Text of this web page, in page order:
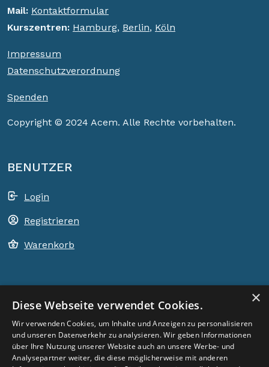
Mail: Kontaktformular
Kurszentren: Hamburg, Berlin, Köln
Impressum
Datenschutzverordnung
Spenden
Copyright © 2024 Acem. Alle Rechte vorbehalten.
BENUTZER
Login
Registrieren
Warenkorb
ACEM WELTWEIT
LAND WÄHLEN
Germany
×
Diese Webseite verwendet Cookies.
Wir verwenden Cookies, um Inhalte und Anzeigen zu personalisieren
und unseren Datenverkehr zu analysieren. Wir geben Informationen
über Ihre Nutzung unserer Website auch an unsere Werbe- und
Analysepartner weiter, die diese möglicherweise mit anderen